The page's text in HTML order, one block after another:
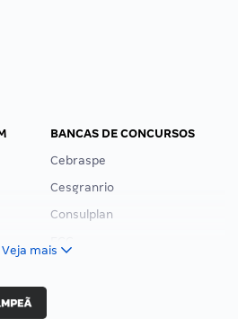
BANCAS DE CONCURSOS
Cebraspe
Cesgranrio
Consulplan
Veja mais